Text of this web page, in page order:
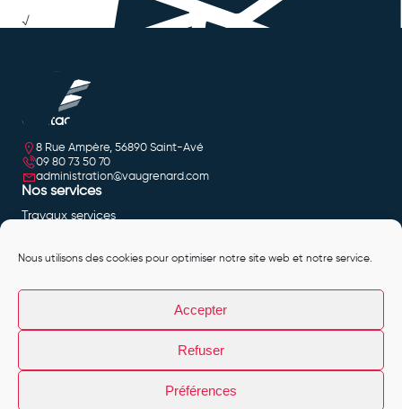
Nous utilisons des cookies pour optimiser notre site web et notre service.
Accepter
Refuser
Préférences
√
Contact
8 Rue Ampère, 56890 Saint-Avé
09 80 73 50 70
administration@vaugrenard.com
Nos services
Travaux services
Curage de bâtiment
Rénovation
Politique de confidentialité